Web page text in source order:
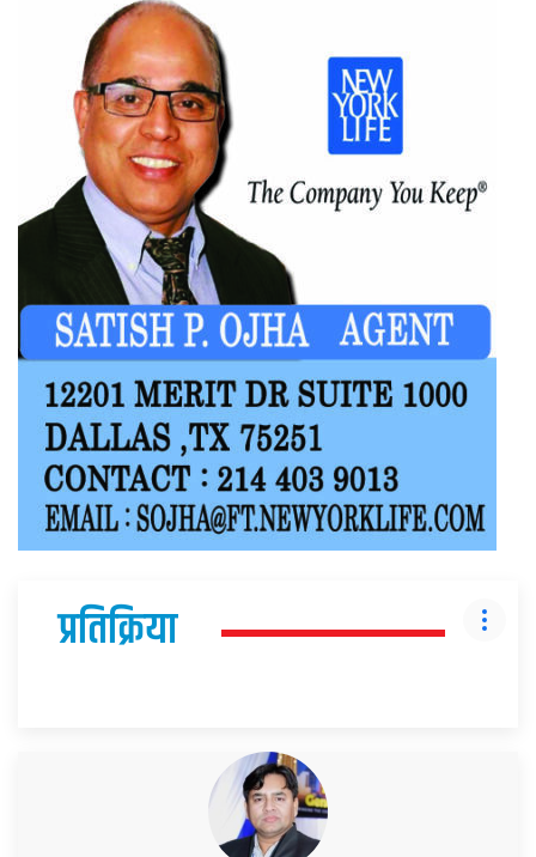
प्रतिक्रिया